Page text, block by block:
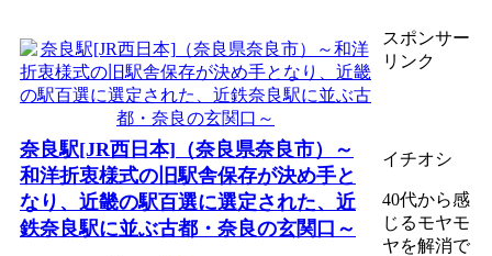
奈良駅[JR西日本]（奈良県奈良市）～
和洋折衷様式の旧駅舎保存が決め手と
なり、近畿の駅百選に選定された、近
鉄奈良駅に並ぶ古都・奈良の玄関口～
スポンサー
リンク
イチオシ
40代から感
じるモヤモ
ヤを解消で